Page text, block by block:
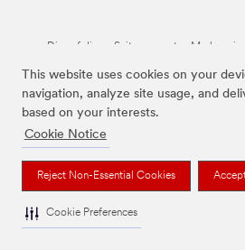
This website uses cookies on your
navigation, analyze site usage, and
based on your interests.
Cookie Notice
Reject Non-Essential Cookies
Cookie Preferences
Die auf dieser Seite genannten Marken